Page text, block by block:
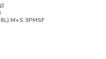
M+S 3PMSF